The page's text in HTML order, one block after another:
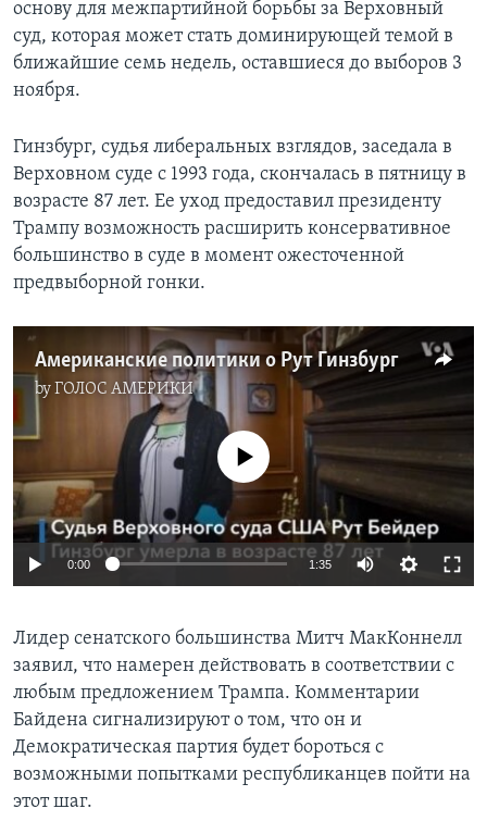
основу для межпартийной борьбы за Верховный
суд, которая может стать доминирующей темой в
ближайшие семь недель, оставшиеся до выборов 3
ноября.
Гинзбург, судья либеральных взглядов, заседала в
Верховном суде с 1993 года, скончалась в пятницу в
возрасте 87 лет. Ее уход предоставил президенту
Трампу возможность расширить консервативное
большинство в суде в момент ожесточенной
предвыборной гонки.
Американские политики о Рут Гинзбург
byГОЛОС АМЕРИКИ
No media source currently available
0:00 1:35
Лидер сенатского большинства Митч МакКоннелл
заявил, что намерен действовать в соответствии с
любым предложением Трампа. Комментарии
Байдена сигнализируют о том, что он и
Демократическая партия будет бороться с
возможными попытками республиканцев пойти на
этот шаг.